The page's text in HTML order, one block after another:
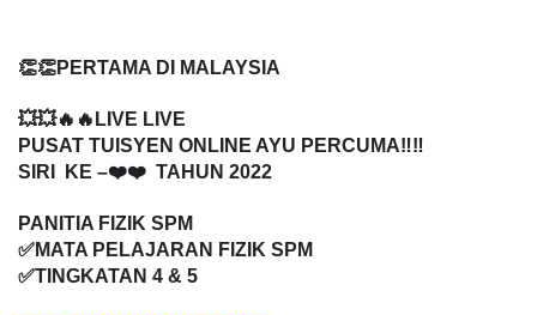
👏👏PERTAMA DI MALAYSIA
💥💥🔥🔥LIVE LIVE
PUSAT TUISYEN ONLINE AYU PERCUMA‼️‼️
SIRI  KE –❤️❤️  TAHUN 2022
PANITIA FIZIK SPM
✅MATA PELAJARAN FIZIK SPM
✅TINGKATAN 4 & 5